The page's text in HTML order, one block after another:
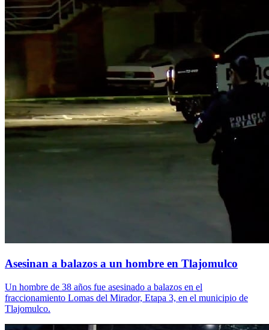
Asesinan a balazos a un hombre en Tlajomulco
Un hombre de 38 años fue asesinado a balazos en el
fraccionamiento Lomas del Mirador, Etapa 3, en el municipio de
Tlajomulco.